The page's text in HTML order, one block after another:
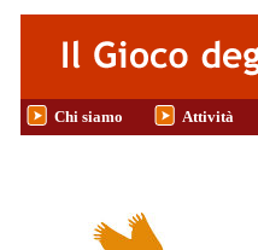
Salta al contenuto principale
Chi siamo Attività